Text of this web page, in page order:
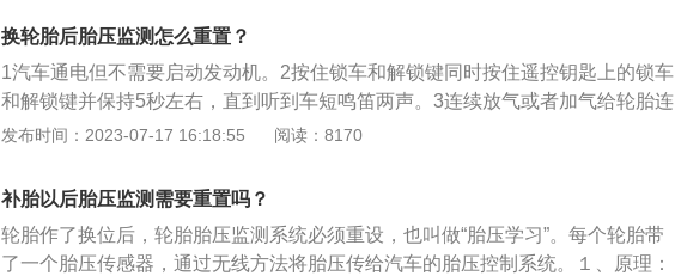
称为PSBTPMS，PSBTPMS是利用安装在轮胎上的压力传感器来测量轮胎的气
压和温度，利用无线发射器将压力信息从轮胎内部发送到中央接收器模块上的系
统，然后对轮胎气压数据进行显示。当轮胎出现高压，低压，高温时，系统就会
范围和温度报警值。因此直接式的TPMS属于主动型TPMS。
过计算轮胎滚动半径来监测轮胎压力。直接胎压监测装置使用安装在每个轮胎中
的压力传感器直接测量胎压，使用无线发射器将胎压信息从轮胎发送到中央接收
器模块，然后显示胎压数据。当胎压过低或泄漏时，系统将自动报警。
换轮胎后胎压监测怎么重置？
1汽车通电但不需要启动发动机。2按住锁车和解锁键同时按住遥控钥匙上的锁车
和解锁键并保持5秒左右，直到听到车短鸣笛两声。3连续放气或者加气给轮胎连
续放气或者加气，直到汽车短鸣笛一声，说明轮胎已经设好。4按照步骤3的方法
后，汽车会短鸣笛两声，也就代表胎压监测已经重置好。
发布时间：2023-07-17 16:18:55 阅读：8170
补胎以后胎压监测需要重置吗？
轮胎作了换位后，轮胎胎压监测系统必须重设，也叫做“胎压学习”。每个轮胎带
了一个胎压传感器，通过无线方法将胎压传给汽车的胎压控制系统。１、原理：